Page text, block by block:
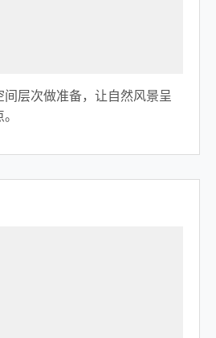
间层次做准备，让自然风景呈